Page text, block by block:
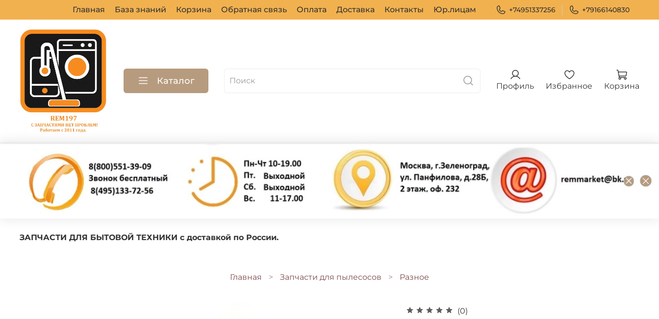
Главная База знаний Корзина Обратная связь Оплата Доставка Контакты Юр.лицам +74951337256 +79166140830
Каталог Профиль Избранное Корзина
ЗАПЧАСТИ ДЛЯ БЫТОВОЙ ТЕХНИКИ с доставкой по России.
Главная Запчасти для пылесосов Разное
(0)